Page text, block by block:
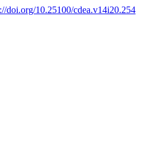
doi.org/10.25100/cdea.v14i20.254